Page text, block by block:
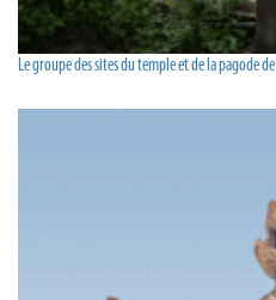
Le groupe des sites du temple et de la pagode